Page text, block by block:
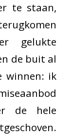
te staan,
gelukte
de buit al
winnen: ik
de hele